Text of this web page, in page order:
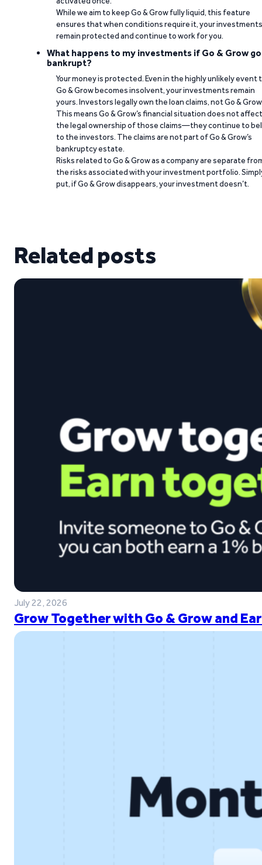
While we aim to keep Go & Grow fully liquid, this feature
ensures that when conditions require it, your investments
remain protected and continue to work for you.
What happens to my investments if Go & Grow
bankrupt?
Your money is protected. Even in the highly unlikely event
Go & Grow becomes insolvent, your investments remain
yours. Investors legally own the loan claims, not Go &
This means Go & Grow’s financial situation does not affect
the legal ownership of those claims—they continue to
to the investors. The claims are not part of Go & Grow’s
bankruptcy estate.
Risks related to Go & Grow as a company are separate
the risks associated with your investment portfolio.
put, if Go & Grow disappears, your investment doesn’t.
Related posts
July 22, 2026
Grow Together with Go & Grow and